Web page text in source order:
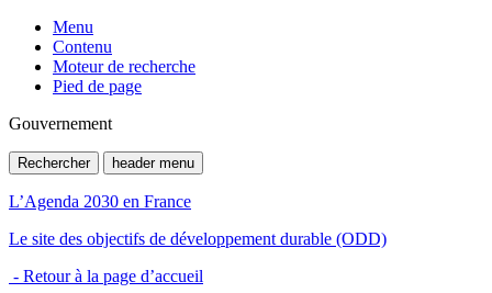
Menu
Contenu
Moteur de recherche
Pied de page
Gouvernement
Rechercher header menu
L’Agenda 2030 en France
Le site des objectifs de développement durable (ODD)
- Retour à la page d’accueil